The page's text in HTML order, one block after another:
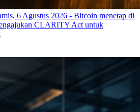
6 Agustus 2026 - Bitcoin menetap di
CLARITY Act untuk